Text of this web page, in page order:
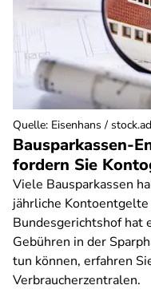
Bausparkassen-
fordern Sie
Viele Bausparkassen
jährliche
Bundesgerichtshof hat
Gebühren in der
tun können, erfahren
Verbraucherzentralen.
Quelle: Eisenhans /